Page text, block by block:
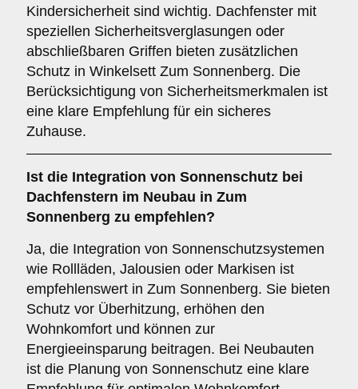
Kindersicherheit sind wichtig. Dachfenster mit
speziellen Sicherheitsverglasungen oder
abschließbaren Griffen bieten zusätzlichen
Schutz in Winkelsett Zum Sonnenberg. Die
Berücksichtigung von Sicherheitsmerkmalen ist
eine klare Empfehlung für ein sicheres
Zuhause.
Ist die Integration von Sonnenschutz bei
Dachfenstern im Neubau in Zum
Sonnenberg zu empfehlen?
Ja, die Integration von Sonnenschutzsystemen
wie Rollläden, Jalousien oder Markisen ist
empfehlenswert in Zum Sonnenberg. Sie bieten
Schutz vor Überhitzung, erhöhen den
Wohnkomfort und können zur
Energieeinsparung beitragen. Bei Neubauten
ist die Planung von Sonnenschutz eine klare